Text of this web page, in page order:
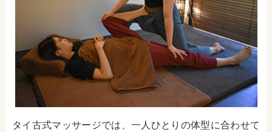
タイ古式マッサージでは、一人ひとりの体型に合わせて